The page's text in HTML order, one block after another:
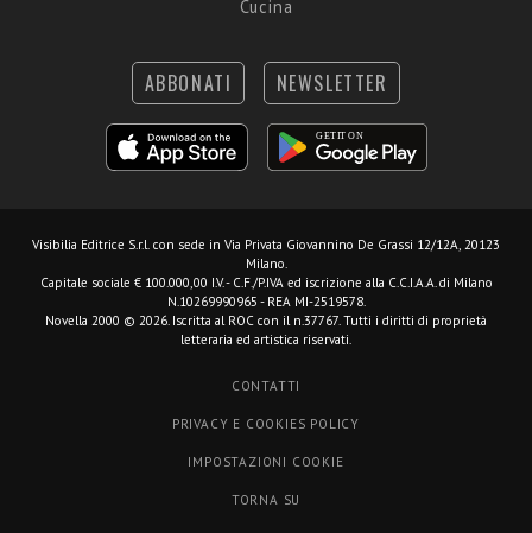
Cucina
ABBONATI NEWSLETTER
Visibilia Editrice S.r.l. con sede in Via Privata Giovannino De Grassi 12/12A, 20123
Milano.
Capitale sociale € 100.000,00 I.V. - C.F./P.IVA ed iscrizione alla C.C.I.A.A. di Milano
N.10269990965 - REA MI-2519578.
Novella 2000 © 2026. Iscritta al ROC con il n.37767. Tutti i diritti di proprietà
letteraria ed artistica riservati.
CONTATTI
PRIVACY E COOKIES POLICY
IMPOSTAZIONI COOKIE
TORNA SU